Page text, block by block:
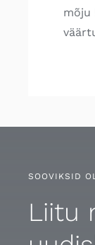
mõju
SOOVIKSID
Liitu